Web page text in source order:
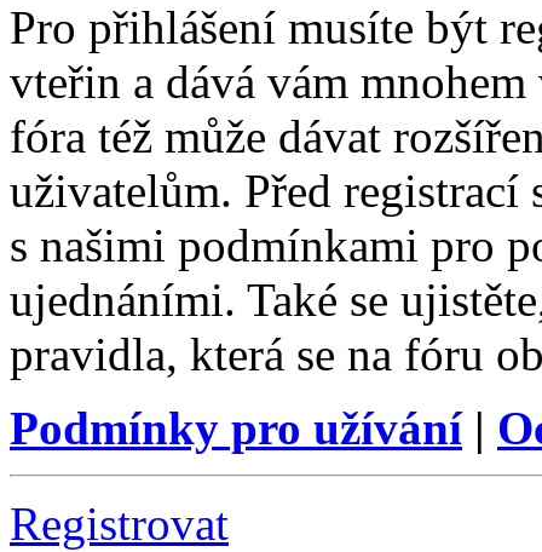
Pro přihlášení musíte být
vteřin a dává vám
fóra též může dávat
uživatelům. Před registrací
s našimi podmínkami pro
ujednáními. Také se
pravidla, která se na fóru
Podmínky pro užívání|
Registrovat